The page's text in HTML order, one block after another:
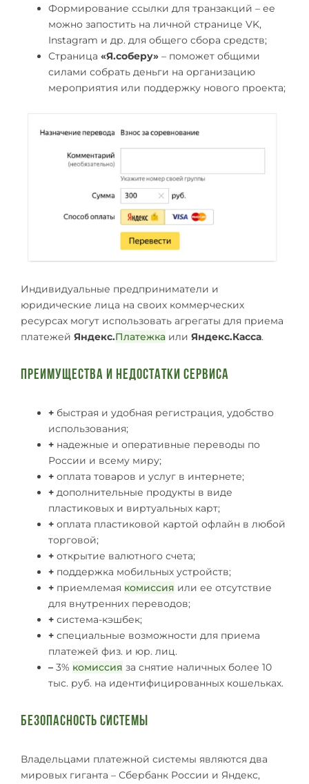
Формирование ссылки для транзакций – ее
можно запостить на личной странице VK,
Instagram и др. для общего сбора средств;
Страница «Я.соберу» – поможет общими
силами собрать деньги на организацию
мероприятия или поддержку нового проекта;
Индивидуальные предприниматели и
юридические лица на своих коммерческих
ресурсах могут использовать агрегаты для приема
платежей Яндекс.Платежка или Яндекс.Касса.
Преимущества и недостатки сервиса
+ быстрая и удобная регистрация, удобство
использования;
+ надежные и оперативные переводы по
России и всему миру;
+ оплата товаров и услуг в интернете;
+ дополнительные продукты в виде
пластиковых и виртуальных карт;
+ оплата пластиковой картой офлайн в любой
торговой;
+ открытие валютного счета;
+ поддержка мобильных устройств;
+ приемлемая комиссия или ее отсутствие
для внутренних переводов;
+ система-кэшбек;
+ специальные возможности для приема
платежей физ. и юр. лиц.
– 3% комиссия за снятие наличных более 10
тыс. руб. на идентифицированных кошельках.
Безопасность системы
Владельцами платежной системы являются два
мировых гиганта – Сбербанк России и Яндекс,